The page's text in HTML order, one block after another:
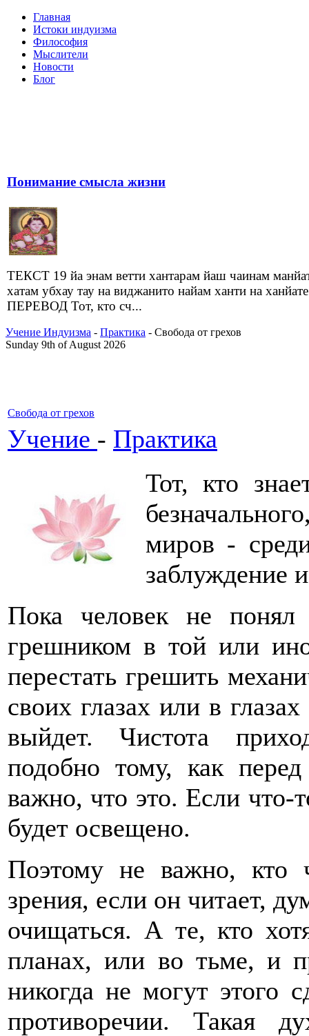
Главная
Истоки индуизма
Философия
Мыслители
Новости
Блог
Понимание смысла жизни
ТЕКСТ 19 йа энам ветти хантарам йаш чаинам
хатам убхау тау на виджанито найам ханти на ханйате
ПЕРЕВОД Тот, кто сч...
Учение Индуизма - Практика - Свобода от грехов
Sunday 9th of August 2026
Свобода от грехов
Учение - Практика
Тот, кто
миров -
заблуждение
Пока человек не понял
грешником в той или
перестать грешить
своих глазах или в
выйдет. Чистота
подобно тому, как
важно, что это. Если что-
будет освещено.
Поэтому не важно, кто
зрения, если он читает,
очищаться. А те, кто
планах, или во тьме, и
никогда не могут этого
противоречии. Такая